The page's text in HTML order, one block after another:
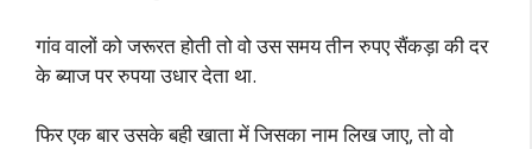
गांव वालों को जरूरत होती तो वो उस समय तीन रुपए सैंकड़ा की दर
के ब्याज पर रुपया उधार देता था.
फिर एक बार उसके बही खाता में जिसका नाम लिख जाए, तो वो